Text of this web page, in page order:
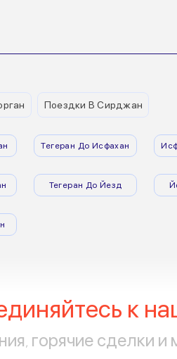
Поездки В Сирджан
Тегеран До Исфахан
Тегеран До Йезд
к
горячие сделки